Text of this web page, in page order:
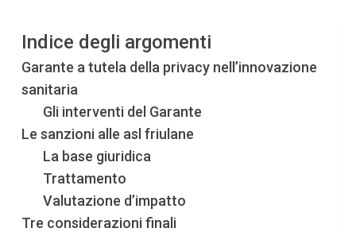
Indice degli argomenti
Garante a tutela della privacy nell’innovazione
sanitaria
Gli interventi del Garante
Le sanzioni alle asl friulane
La base giuridica
Trattamento
Valutazione d’impatto
Tre considerazioni finali